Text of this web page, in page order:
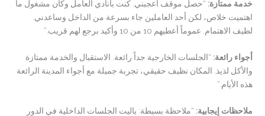
خدمة ممتازة: “حصل موقف أعجبني. كنت بانادي العامل وكان مشغول ما
اهتميت خلاص، لكن أحد العاملين جاء بسرعة من الداخل وساعدني.
لطيف الاهتمام. عموماً أعطيهم 10 من 10 وأكيد برجع لهم قريب.”
أجواء رائعة: “الجلسات الخارجية جداً رائعة. الاستقبال والخدمة ممتازة
والأكل لذيذ. المكان نظيف حقيقي، تجربة جميلة مع أجواء المدينة الرائعة
هذه الأيام.”
ملاحظات إيجابية: “ملاحظة بسيطة: ياليت الجلسات الداخلية في الدور